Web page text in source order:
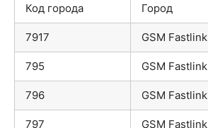
Код города Город
7917 GSM Fastlink
795 GSM Fastlink
796 GSM Fastlink
797 GSM Fastlink